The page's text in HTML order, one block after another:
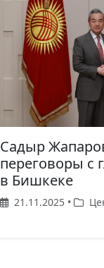
Садыр
переговоры с
в Бишкеке
21.11.2025 •